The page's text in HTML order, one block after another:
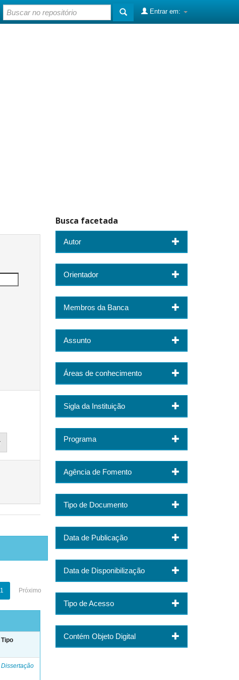
Entrar em:
1 Próximo
Tipo
Dissertação
Busca facetada
Autor
Orientador
Membros da Banca
Assunto
Áreas de conhecimento
Sigla da Instituição
Programa
Agência de Fomento
Tipo de Documento
Data de Publicação
Data de Disponibilização
Tipo de Acesso
Contém Objeto Digital